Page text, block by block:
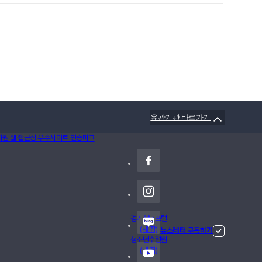
유관기관 바로가기
경기청년포털
(새 창)
청소년수련원
(새 창)
뉴스레터 구독하기